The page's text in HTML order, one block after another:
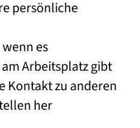
persönliche
es
Arbeitsplatz gibt
Kontakt zu anderen
her